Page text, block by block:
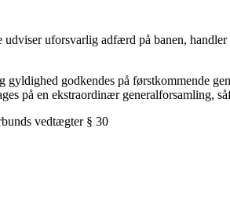
uforsvarlig adfærd på banen,
godkendes på førstkommende
på en ekstraordinær generalforsamling,
vedtægter § 30